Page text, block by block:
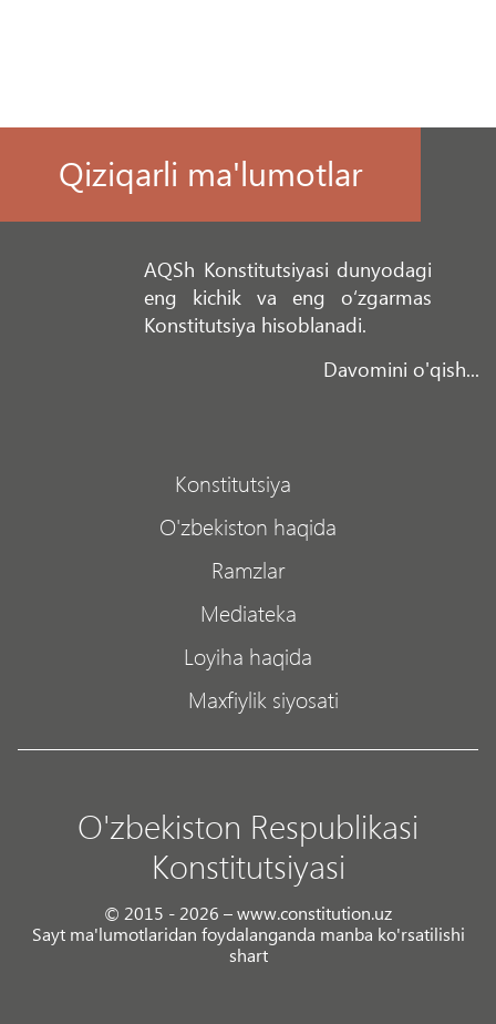
Qiziqarli ma'lumotlar
AQSh Konstitutsiyasi dunyodagi
eng kichik va eng o‘zgarmas
Konstitutsiya hisoblanadi.
Davomini o'qish...
Konstitutsiya
O'zbekiston haqida
Ramzlar
Mediateka
Loyiha haqida
Maxfiylik siyosati
O'zbekiston Respublikasi
Konstitutsiyasi
© 2015 - 2026 – www.constitution.uz
Sayt ma'lumotlaridan foydalanganda manba ko'rsatilishi
shart